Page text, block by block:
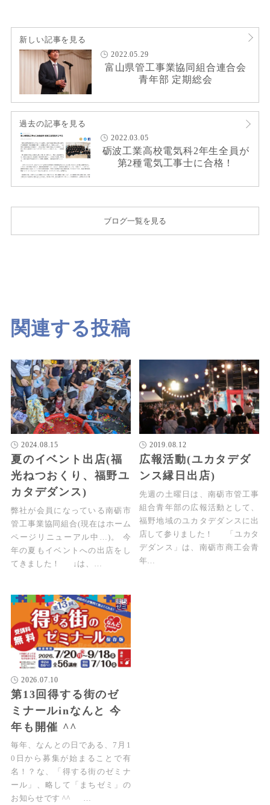
新しい記事を見る
2022.05.29
富山県管工事業協同組合連合会
青年部 定期総会
過去の記事を見る
2022.03.05
砺波工業高校電気科2年生全員が
第2種電気工事士に合格！
ブログ一覧を見る
関連する投稿
2024.08.15
夏のイベント出店(福
光ねつおくり、福野ユ
カタデダンス)
弊社が会員になっている南砺市
管工事業協同組合(現在はホーム
ページリニューアル中…)。 今
年の夏もイベントへの出店をし
てきました！ ↓は、…
2019.08.12
広報活動(ユカタデダ
ンス縁日出店)
先週の土曜日は、南砺市管工事
組合青年部の広報活動として、
福野地域のユカタデダンスに出
店して参りました！ 「ユカタ
デダンス」は、南砺市商工会青
年…
2026.07.10
第13回得する街のゼ
ミナールinなんと 今
年も開催 ^^
毎年、なんとの日である、7月1
0日から募集が始まることで有
名！？な、「得する街のゼミナ
ール」、略して「まちゼミ」の
お知らせです ^^ …